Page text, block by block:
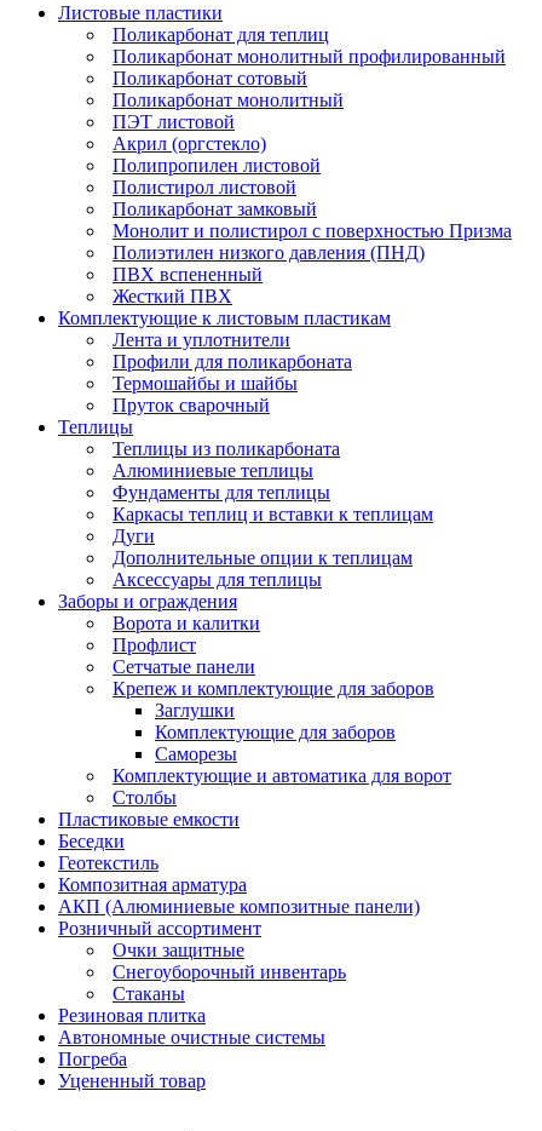
Листовые пластики
Поликарбонат для теплиц
Поликарбонат монолитный профилированный
Поликарбонат сотовый
Поликарбонат монолитный
ПЭТ листовой
Акрил (оргстекло)
Полипропилен листовой
Полистирол листовой
Поликарбонат замковый
Монолит и полистирол с поверхностью Призма
Полиэтилен низкого давления (ПНД)
ПВХ вспененный
Жесткий ПВХ
Комплектующие к листовым пластикам
Лента и уплотнители
Профили для поликарбоната
Термошайбы и шайбы
Пруток сварочный
Теплицы
Теплицы из поликарбоната
Алюминиевые теплицы
Фундаменты для теплицы
Каркасы теплиц и вставки к теплицам
Дуги
Дополнительные опции к теплицам
Аксессуары для теплицы
Заборы и ограждения
Ворота и калитки
Профлист
Сетчатые панели
Крепеж и комплектующие для заборов
Заглушки
Комплектующие для заборов
Саморезы
Комплектующие и автоматика для ворот
Столбы
Пластиковые емкости
Беседки
Геотекстиль
Композитная арматура
АКП (Алюминиевые композитные панели)
Розничный ассортимент
Очки защитные
Снегоуборочный инвентарь
Стаканы
Резиновая плитка
Автономные очистные системы
Погреба
Уцененный товар